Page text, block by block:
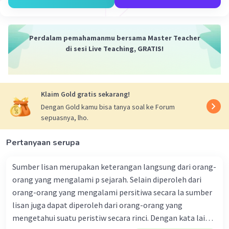
Iklan
Miftah B Community Level 59
17 Januari 2024 00:14
Jawaban: Benar, hasil modifikasi pada tanaman dan
hewan dapat menimbulkan masalah apabila dikonsumsi
manusia dalam jangka panjang.
Penjelasan: Konsumsi makanan yang merupakan hasil
dari modifikasi genetika jangka panjang oleh manusia
pengetahuan dan data yang dimiliki tentang efek
khawatir bahwa konsumsi jangka panjang bisa
berpotensi menyebabkan dampak kesehatan yang
tidak diinginkan. Contoh masalah kesehatan yang bisa
terkait dengan konsumsi makanan modifikasi genetika
antara lain alergi makanan, resistensi terhadap
antibiotik, toksisitas, dan bahkan kanker. Selain itu, efek
Perdalam pemahamanmu bersama Master Teacher
di sesi Live Teaching, GRATIS!
Klaim Gold gratis sekarang!
Dengan Gold kamu bisa tanya soal ke Forum
sepuasnya, lho.
Pertanyaan serupa
Sumber lisan merupakan keterangan langsung dari orang-
orang yang mengalami p sejarah. Selain diperoleh dari
orang-orang yang mengalami persitiwa secara la sumber
lisan juga dapat diperoleh dari orang-orang yang
mengetahui suatu peristiw secara rinci. Dengan kata lain